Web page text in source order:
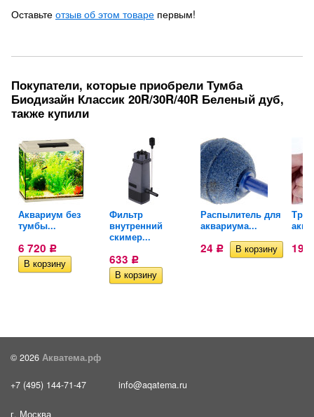
Оставьте отзыв об этом товаре первым!
Покупатели, которые приобрели Тумба
Биодизайн Классик 20R/30R/40R Беленый дуб,
также купили
Аквариум без
тумбы...
6 720 Р
Фильтр
внутренний
скимер...
633 Р
Распылитель для
аквариума...
24 Р 19
© 2026 Акватема.рф
+7 (495) 144-71-47 info@aqatema.ru
г. Москва